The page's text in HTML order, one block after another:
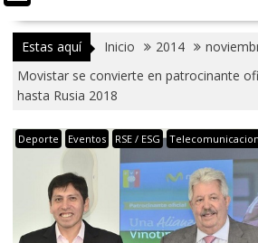
Estas aquí Inicio 2014
Movistar se convierte en patrocinante
hasta Rusia 2018
Deporte Eventos RSE / ESG